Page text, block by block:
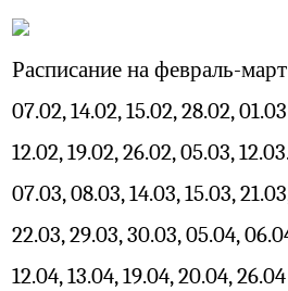
Расписание на февраль-
07.02, 14.02, 15.02, 28.02, 01.03
12.02, 19.02, 26.02, 05.03,
07.03, 08.03, 14.03, 15.03,
22.03, 29.03, 30.03, 05.04,
12.04, 13.04, 19.04, 20.04, 26.04